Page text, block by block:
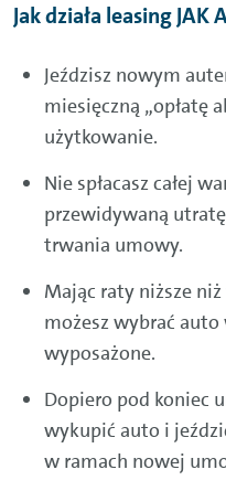
Jak działa leasing JAK
Jeździsz nowym
miesięczną „opłatę
użytkowanie.
Nie spłacasz całej
przewidywaną
trwania umowy.
Mając raty niższe niż
możesz wybrać
wyposażone.
Dopiero pod koniec
wykupić auto i
w ramach nowej